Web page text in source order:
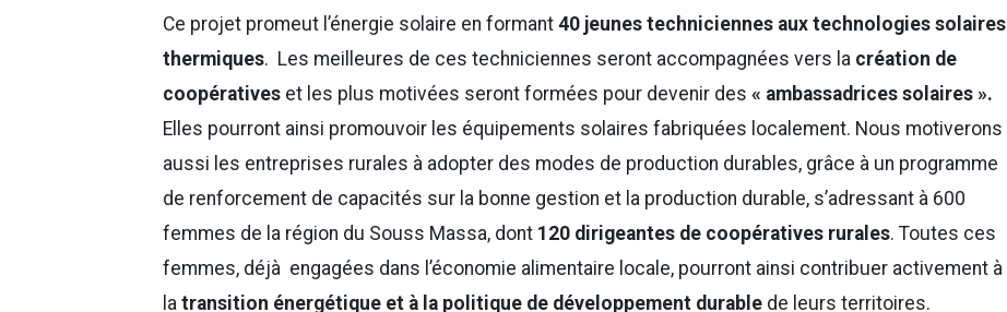
Ce projet promeut l’énergie solaire en formant 40 jeunes techniciennes aux technologies solaires
thermiques. Les meilleures de ces techniciennes seront accompagnées vers la création de
coopératives et les plus motivées seront formées pour devenir des « ambassadrices solaires ».
Elles pourront ainsi promouvoir les équipements solaires fabriquées localement. Nous motiverons
aussi les entreprises rurales à adopter des modes de production durables, grâce à un programme
de renforcement de capacités sur la bonne gestion et la production durable, s’adressant à 600
femmes de la région du Souss Massa, dont 120 dirigeantes de coopératives rurales. Toutes ces
femmes, déjà engagées dans l’économie alimentaire locale, pourront ainsi contribuer activement à
la transition énergétique et à la politique de développement durable de leurs territoires.